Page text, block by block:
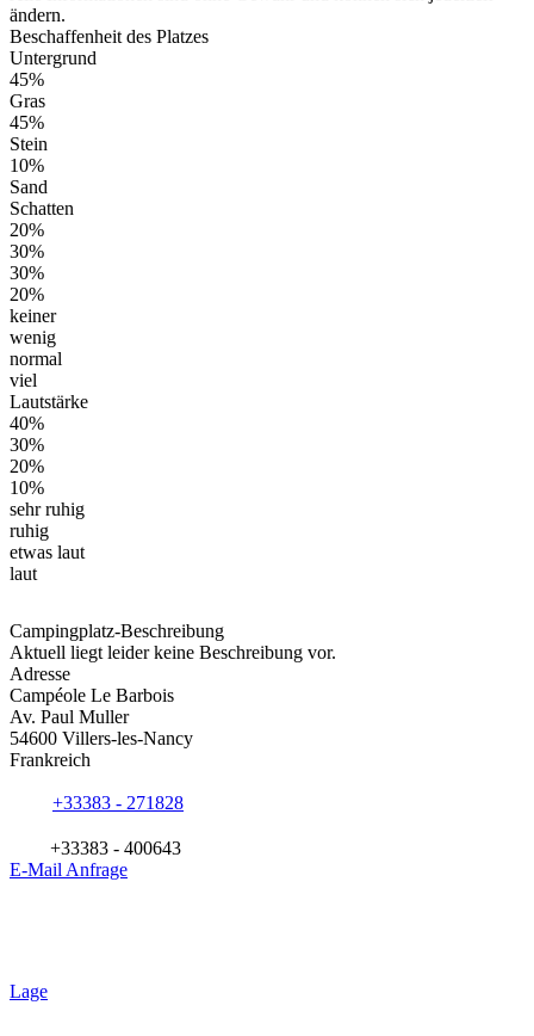
ändern.
Beschaffenheit des Platzes
Untergrund
45%
Gras
45%
Stein
10%
Sand
Schatten
20%
30%
30%
20%
keiner
wenig
normal
viel
Lautstärke
40%
30%
20%
10%
sehr ruhig
ruhig
etwas laut
laut
Campingplatz-Beschreibung
Aktuell liegt leider keine Beschreibung vor.
Adresse
Campéole Le Barbois
Av. Paul Muller
54600 Villers-les-Nancy
Frankreich
+33383 - 271828
+33383 - 400643
E-Mail Anfrage
Lage